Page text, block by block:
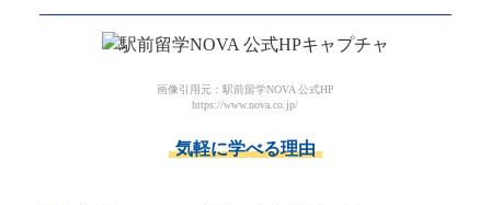
画像引用元：駅前留学NOVA 公式HP
https://www.nova.co.jp/
気軽に学べる理由